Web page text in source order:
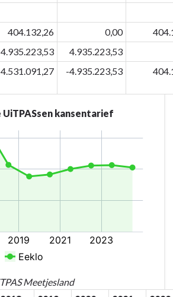
404.132,26 0,00
4.935.223,53
4.935.223,53
-4.935.223,53
kansentarief
Meetjesland